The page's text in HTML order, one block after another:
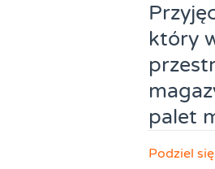
który
palet
Podziel